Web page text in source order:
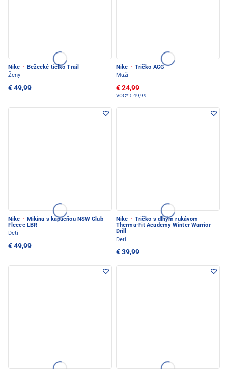
Nike · Bežecké tielko Trail
Ženy
€ 49,99
Nike · Tričko ACG
Muži
€ 24,99
VOC*€ 49,99
Nike · Mikina s kapucňou NSW Club
Fleece LBR
Deti
€ 49,99
Nike · Tričko s dlhým rukávom
Therma-Fit Academy Winter Warrior
Drill
Deti
€ 39,99